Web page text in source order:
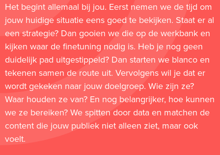
Het begint allemaal bij jou. Eerst nemen we de tijd om
jouw huidige situatie eens goed te bekijken. Staat er al
een strategie? Dan gooien we die op de werkbank en
kijken waar de finetuning nodig is. Heb je nog geen
duidelijk pad uitgestippeld? Dan starten we blanco en
tekenen samen de route uit. Vervolgens wil je dat er
wordt gekeken naar jouw doelgroep. Wie zijn ze?
Waar houden ze van? En nog belangrijker, hoe kunnen
we ze bereiken? We spitten door data en matchen de
content die jouw publiek niet alleen ziet, maar ook
voelt.